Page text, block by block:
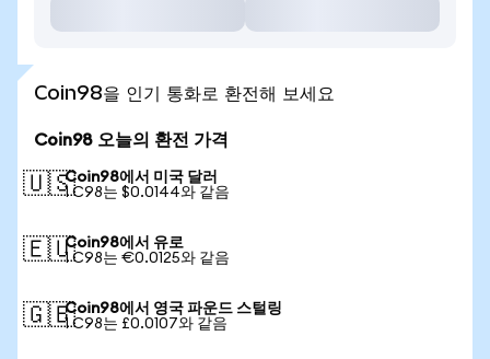
Coin98을 인기 통화로 환전해 보세요
Coin98 오늘의 환전 가격
🇺🇸Coin98에서 미국 달러
1 C98는 $0.0144와 같음
🇪🇺Coin98에서 유로
1 C98는 €0.0125와 같음
🇬🇧Coin98에서 영국 파운드 스털링
1 C98는 £0.0107와 같음